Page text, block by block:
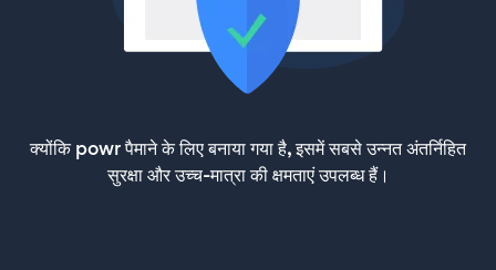
क्योंकि powr पैमाने के लिए बनाया गया है, इसमें सबसे उन्नत अंतर्निहित
सुरक्षा और उच्च-मात्रा की क्षमताएं उपलब्ध हैं।